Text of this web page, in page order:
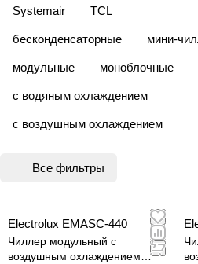
Systemair TCL
бесконденсаторные мини-
модульные моноблочные
с водяным охлаждением
с воздушным охлаждением
Все фильтры
Electrolux EMASC-440
Чиллер модульный с
воздушным охлаждением